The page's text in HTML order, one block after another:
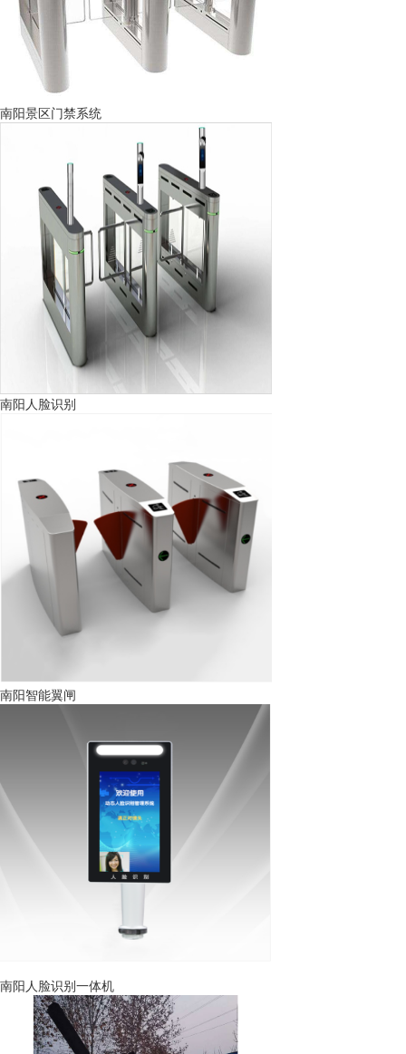
南阳景区门禁系统
南阳人脸识别
南阳智能翼闸
南阳人脸识别一体机